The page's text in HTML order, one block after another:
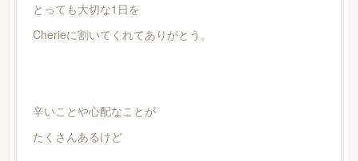
とっても大切な1日を
Cherieに割いてくれてありがとう。
辛いことや心配なことが
たくさんあるけど